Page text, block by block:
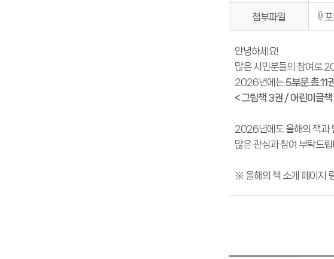
첨부파일 포
안녕하세요!
많은 시민분들의 참여로
2026년에는5부문 총 11
< 그림책 3권 / 어린이글
2026년에도 올해의 책과
많은 관심과 참여 부탁드립
※ 올해의 책 소개 페이지